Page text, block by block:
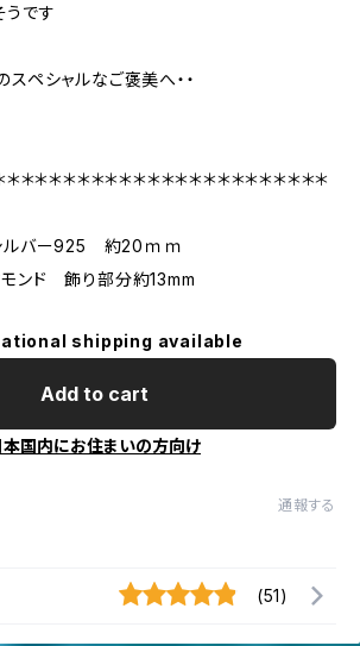
うです
スペシャルなご褒美へ・・
＊＊＊＊＊＊＊＊＊＊＊＊＊＊＊＊＊＊＊＊＊＊
バー925 約20ｍｍ
ンド 飾り部分約13mm
shipping available
Add to cart
本国内にお住まいの方向け
通報する
(51)